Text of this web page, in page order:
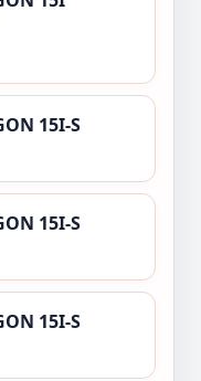
15I-S
15I-S
15I-S